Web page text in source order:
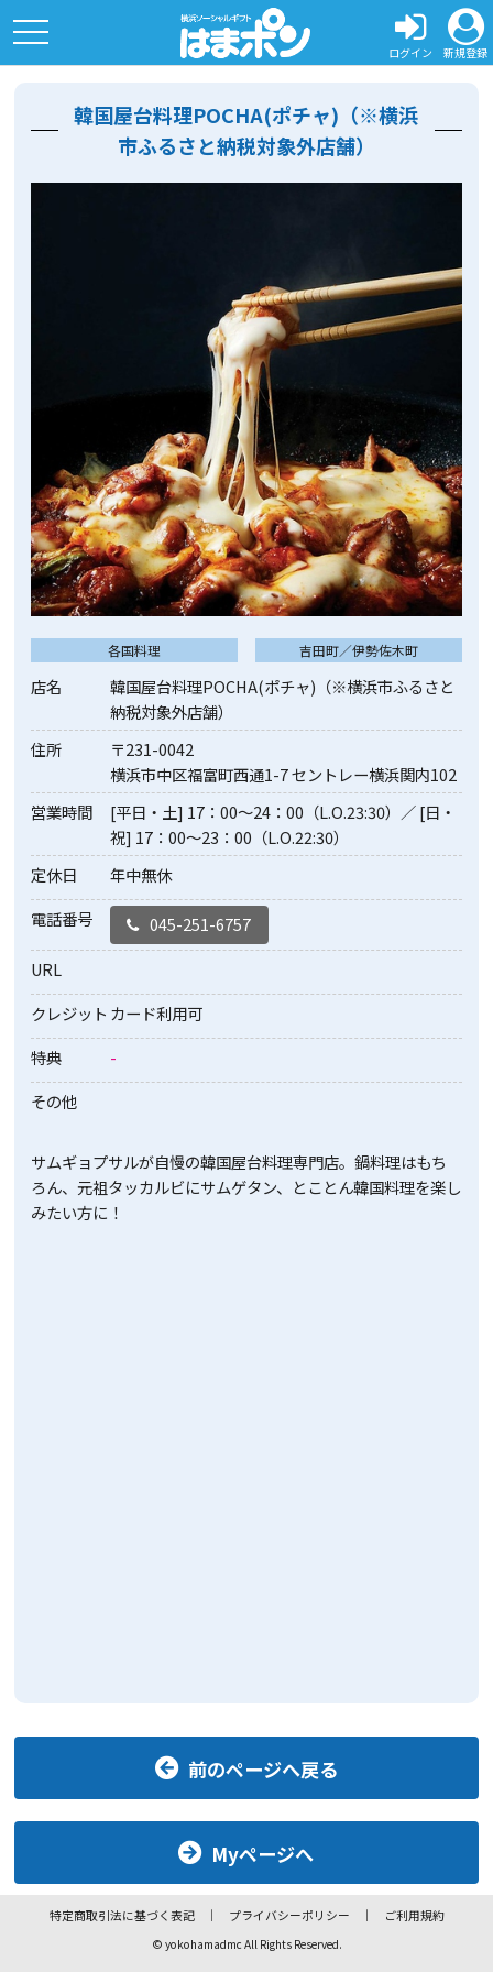
ログイン 新規登録
toggle
navigation
韓国屋台料理POCHA(ポチャ)（※横浜
市ふるさと納税対象外店舗）
各国料理 吉田町／伊勢佐木町
店名
韓国屋台料理POCHA(ポチャ)（※横浜市ふるさと
納税対象外店舗）
住所
〒231-0042
横浜市中区福富町西通1-7 セントレー横浜関内102
営業時間
[平日・土] 17：00～24：00（L.O.23:30）／ [日・
祝] 17：00～23：00（L.O.22:30）
定休日
年中無休
電話番号
045-251-6757
URL
クレジット カード利用可
特典
-
その他
サムギョプサルが自慢の韓国屋台料理専門店。鍋料理はもち
ろん、元祖タッカルビにサムゲタン、とことん韓国料理を楽し
みたい方に！
前のページへ戻る
Myページへ
特定商取引法に基づく表記 プライバシーポリシー ご利用規約
© yokohamadmc All Rights Reserved.